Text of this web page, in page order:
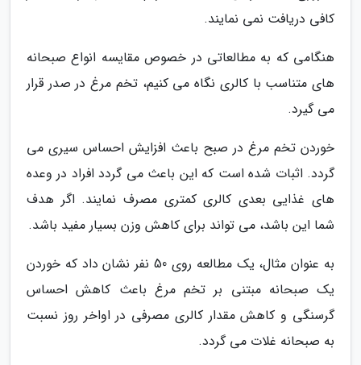
کافی دریافت نمی نمایند.
هنگامی که به مطالعاتی در خصوص مقایسه انواع صبحانه
های متناسب با کالری نگاه می کنیم، تخم مرغ در صدر قرار
می گیرد.
خوردن تخم مرغ در صبح باعث افزایش احساس سیری می
گردد. اثبات شده است که این باعث می گردد افراد در وعده
های غذایی بعدی کالری کمتری مصرف نمایند. اگر هدف
شما این باشد، می تواند برای کاهش وزن بسیار مفید باشد.
به عنوان مثال، یک مطالعه روی 50 نفر نشان داد که خوردن
یک صبحانه مبتنی بر تخم مرغ باعث کاهش احساس
گرسنگی و کاهش مقدار کالری مصرفی در اواخر روز نسبت
به صبحانه غلات می گردد.